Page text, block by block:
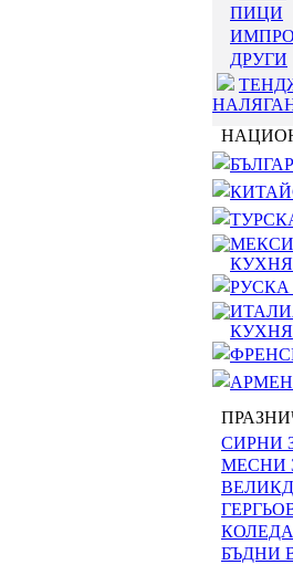
ПИЦИ
ДРУГИ
КУХНЯ
КУХНЯ
СИРНИ
МЕСНИ
КОЛЕДА
БЪДНИ